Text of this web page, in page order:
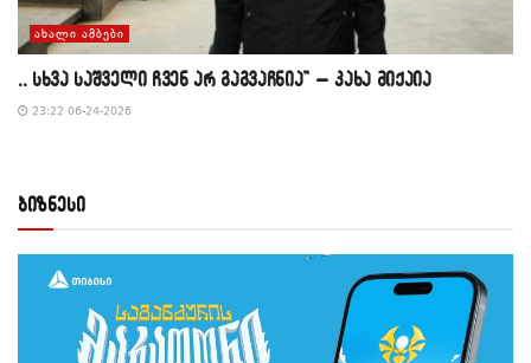
ᲐᲮᲐᲚᲘ ᲐᲛᲑᲔᲑᲘ
,, სხვა საშველი ჩვენ არ გაგვაჩნია” – კახა მიქაია
23:22 06-24-2026
ბიზნესი